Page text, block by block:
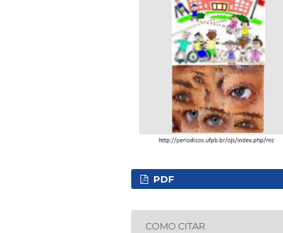
PDF
COMO CITAR